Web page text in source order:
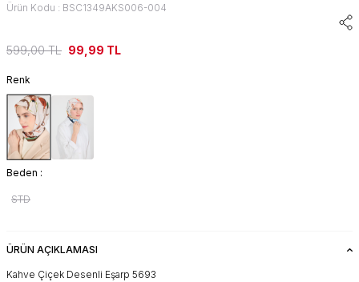
Ürün Kodu : BSC1349AKS006-004
599,00TL 99,99 TL
Renk
Beden :
STD
ÜRÜN AÇIKLAMASI
Kahve Çiçek Desenli Eşarp 5693